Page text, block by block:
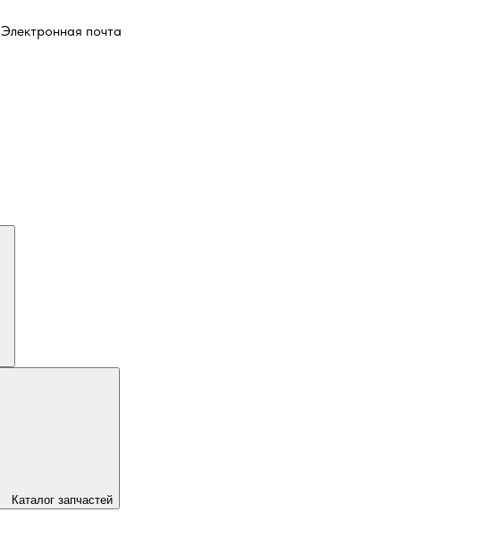
Электронная почта
Каталог запчастей